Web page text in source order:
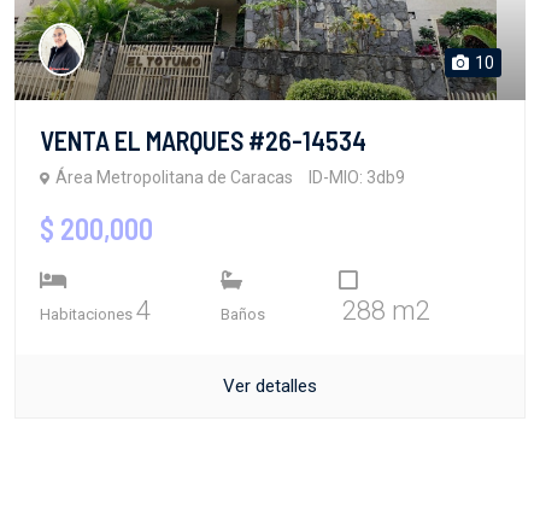
10
VENTA EL MARQUES #26-14534
Área Metropolitana de Caracas ID-MIO: 3db9
$ 200,000
Habitaciones 4 Baños 288 m2
Ver detalles